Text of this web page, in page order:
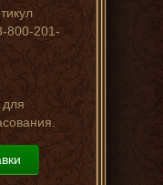
800-201-
для